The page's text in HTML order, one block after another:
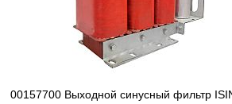
00157700 Выходной синусный фильтр